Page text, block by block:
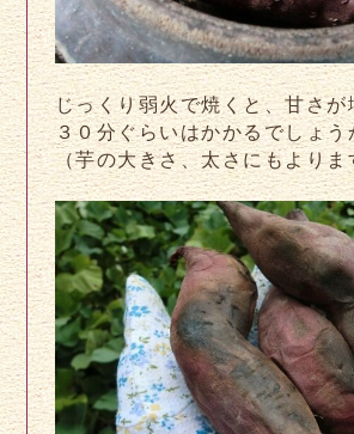
じっくり弱火で焼くと、甘さが
３０分ぐらいはかかるでしょう
（芋の大きさ、太さにもよりま